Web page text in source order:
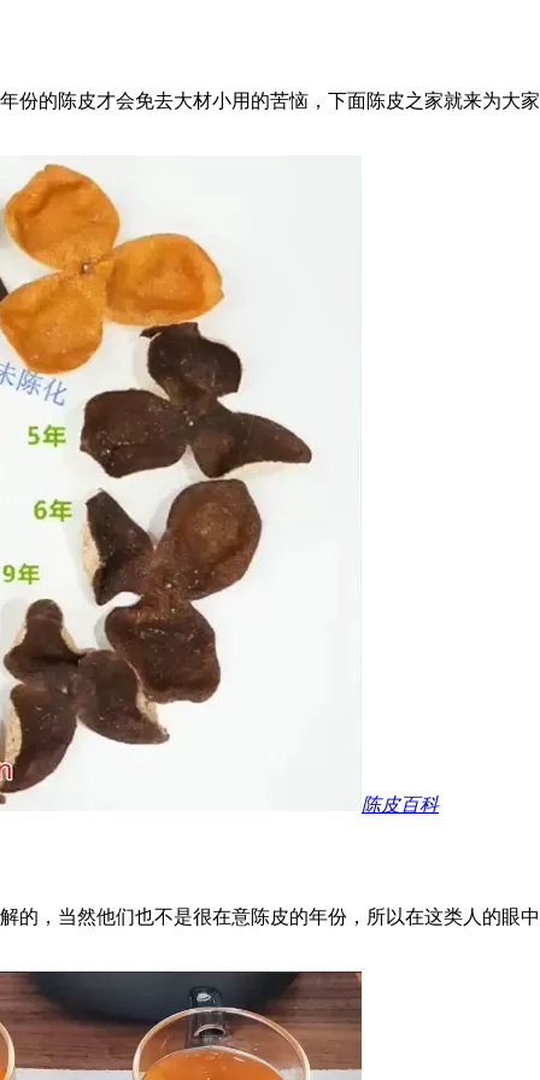
份的陈皮才会免去大材小用的苦恼，下面陈皮之家就来为大
陈皮百科
的，当然他们也不是很在意陈皮的年份，所以在这类人的眼